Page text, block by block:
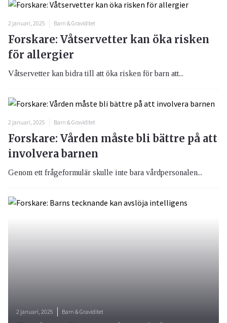
2 januari, 2025 Barn & Graviditet
Forskare: Våtservetter kan öka risken
för allergier
Våtservetter kan bidra till att öka risken för barn att...
2 januari, 2025 Barn & Graviditet
Forskare: Vården måste bli bättre på att
involvera barnen
Genom ett frågeformulär skulle inte bara vårdpersonalen...
2 januari, 2025 Barn & Graviditet